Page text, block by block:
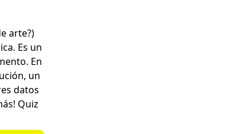
arte?)
Es un
En
un
datos
Quiz